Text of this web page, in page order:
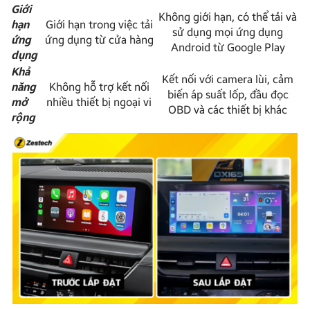
Giới
hạn
ứng
dụng
Giới hạn trong việc tải
ứng dụng từ cửa hàng
Không giới hạn, có thể tải và
sử dụng mọi ứng dụng
Android từ Google Play
Khả
năng
mở
rộng
Không hỗ trợ kết nối
nhiều thiết bị ngoại vi
Kết nối với camera lùi, cảm
biến áp suất lốp, đầu đọc
OBD và các thiết bị khác